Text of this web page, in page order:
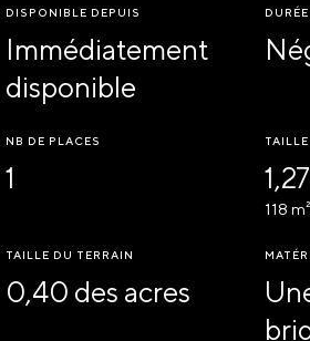
DISPONIBLE DEPUIS
Immédiatement
disponible
NB DE PLACES
1
TAILLE
118 m²
TAILLE DU TERRAIN
0,40 des acres